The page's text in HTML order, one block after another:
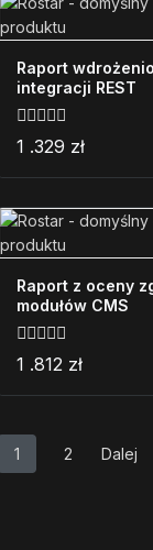
Raport
integracji REST
0
z
5
1 .329 zł
Raport z oceny
modułów CMS
0
z
5
1 .812 zł
1 2 Dalej